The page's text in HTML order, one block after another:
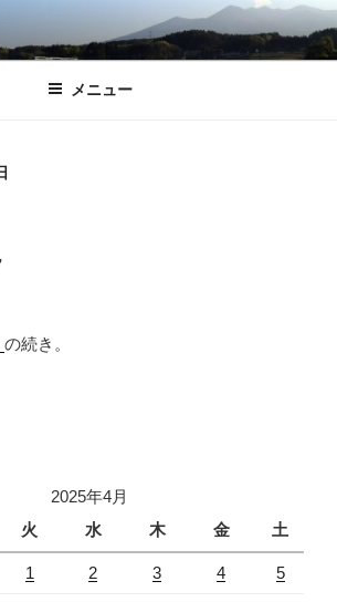
りません。私くまぱぱのブログということで・・
メニュー
の続き。
2025年4月
火 水 木 金 土
1 2 3 4 5